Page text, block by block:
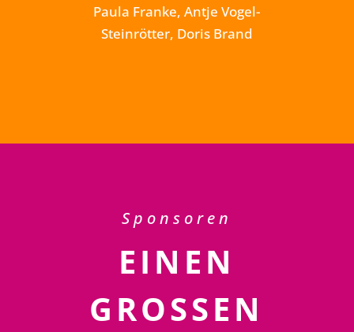
Paula Franke, Antje Vogel-
Steinrötter, Doris Brand
Sponsoren
EINEN
GROSSEN